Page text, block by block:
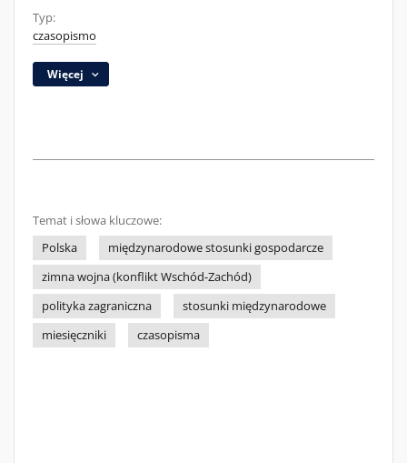
Typ:
czasopismo
Więcej
Temat i słowa kluczowe:
Polska
międzynarodowe stosunki gospodarcze
zimna wojna (konflikt Wschód-Zachód)
polityka zagraniczna
stosunki międzynarodowe
miesięczniki
czasopisma